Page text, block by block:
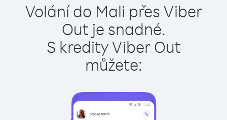
Volání do Mali přes Viber
Out je snadné.
S kredity Viber Out
můžete: